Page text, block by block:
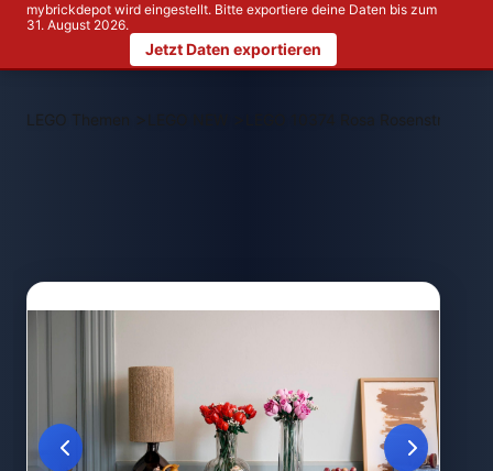
mybrickdepot wird eingestellt. Bitte exportiere deine Daten bis zum
31. August 2026.
Jetzt Daten exportieren
LEGO Themen > LEGO 10374 Rosa Rosenstrauß